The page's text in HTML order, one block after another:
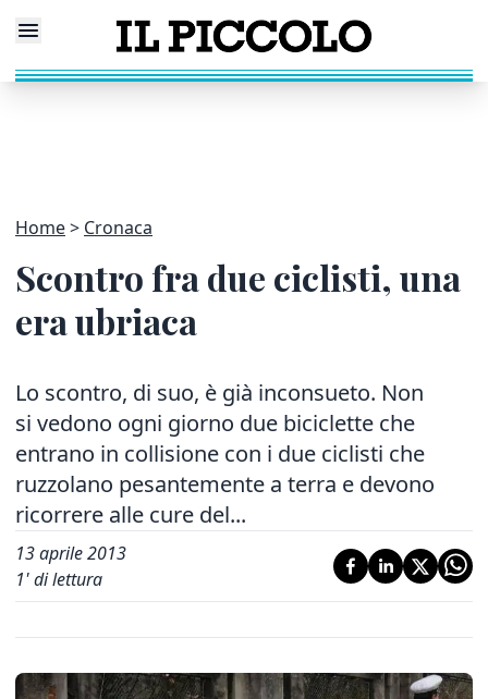
Home Cronaca
Scontro fra due ciclisti, una
era ubriaca
Lo scontro, di suo, è già inconsueto. Non
si vedono ogni giorno due biciclette che
entrano in collisione con i due ciclisti che
ruzzolano pesantemente a terra e devono
ricorrere alle cure del...
13 aprile 2013
1' di lettura